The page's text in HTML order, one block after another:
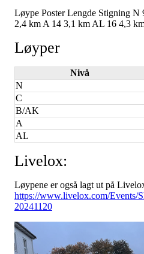
Løype Poster Lengde Stigning
2,4 km A 14 3,1 km AL 16 4,3
Løyper
Nivå
N
C
B/AK
A
AL
Livelox:
Løypene er også lagt ut på
https://www.livelox.com/Events/
20241120